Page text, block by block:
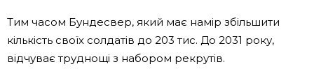
Тим часом Бундесвер, який має намір збільшити
кількість своїх солдатів до 203 тис. До 2031 року,
відчуває труднощі з набором рекрутів.